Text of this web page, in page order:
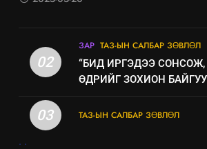
02
ЗАР ТАЗ-ЫН САЛБАР ЗӨВЛӨЛ
“БИД ИРГЭДЭЭ
ӨДРИЙГ ЗОХИОН
03 ТАЗ-ЫН САЛБАР ЗӨВЛӨЛ
. .
“Шинэтгэлээр
салбар
6